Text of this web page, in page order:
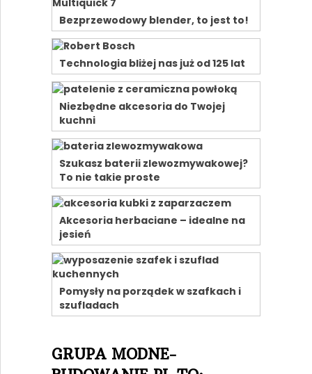
Bezprzewodowy blender, to jest to!
Technologia bliżej nas już od 125 lat
Niezbędne akcesoria do Twojej
kuchni
Szukasz baterii zlewozmywakowej?
To nie takie proste
Akcesoria herbaciane – idealne na
jesień
Pomysły na porządek w szafkach i
szufladach
GRUPA MODNE-